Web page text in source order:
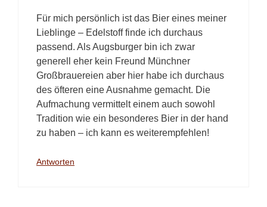
Für mich persönlich ist das Bier eines meiner
Lieblinge – Edelstoff finde ich durchaus
passend. Als Augsburger bin ich zwar
generell eher kein Freund Münchner
Großbrauereien aber hier habe ich durchaus
des öfteren eine Ausnahme gemacht. Die
Aufmachung vermittelt einem auch sowohl
Tradition wie ein besonderes Bier in der hand
zu haben – ich kann es weiterempfehlen!
Antworten